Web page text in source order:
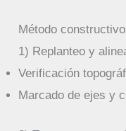
Método
1) Replanteo y
Verificación
Marcado de ejes y